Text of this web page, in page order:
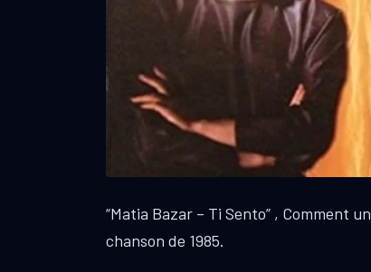
“Matia Bazar – Ti Sento” , Comment
chanson de 1985.